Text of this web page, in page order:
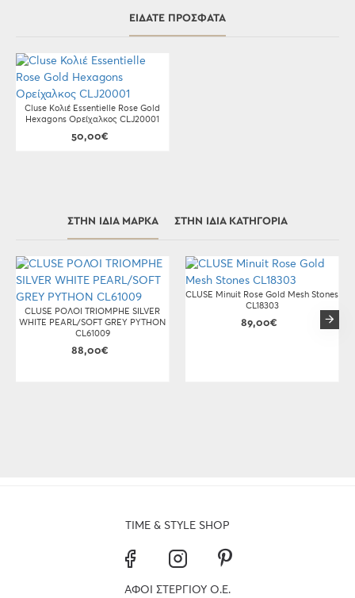
ΕΊΔΑΤΕ ΠΡΌΣΦΑΤΑ
Cluse Κολιέ Essentielle Rose Gold
Hexagons Ορείχαλκος CLJ20001
50,00€
ΣΤΗΝ ΊΔΙΑ ΜΆΡΚΑ ΣΤΗΝ ΊΔΙΑ ΚΑΤΗΓΟΡΊΑ
CLUSE ΡΟΛΟΙ TRIOMPHE SILVER
WHITE PEARL/SOFT GREY PYTHON
CL61009
88,00€
CLUSE Minuit Rose Gold Mesh Stones
CL18303
89,00€
TIME & STYLE SHOP
ΑΦΟΙ ΣΤΕΡΓΙΟΥ Ο.Ε.